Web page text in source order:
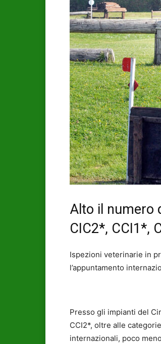
Alto il numero
CIC2*, CCI1*,
Ispezioni veterinarie in
l’appuntamento
Presso gli impianti del
CCI2*, oltre alle
internazionali, poco